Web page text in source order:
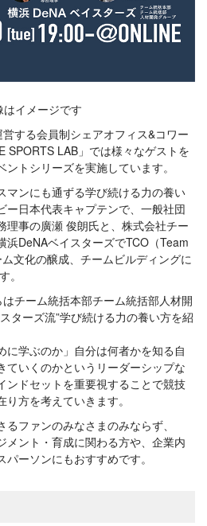
はイメージです
する会員制シェアオフィス&コワー
SPORTS LAB」では様々なゲストを
トシリーズを実施しています。
マンにも通ずる学び続ける力の養い
ー日本代表キャプテンで、一般社団
理事の廣瀬 俊朗氏と、株式会社チー
浜DeNAベイスターズでTCO（Team
文化の醸成、チームビルディングに
。
チーム統括本部チーム統括部人材開
ターズ流”学び続ける力の養い方を紹
に学ぶのか」自分は何者かを知る自
ていくのかというリーダーシップな
ンドセットを重要視することで競技
方を考えていきます。
ファンのみなさまのみならず、
メント・育成に関わる方や、企業内
ーソンにもおすすめです。